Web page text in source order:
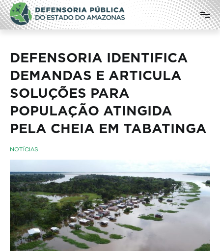
Pular
para
o
conteúdo
Defensoria Pública do Estado do
Amazonas
DEFENSORIA IDENTIFICA
DEMANDAS E ARTICULA
SOLUÇÕES PARA
POPULAÇÃO ATINGIDA
PELA CHEIA EM TABATINGA
NOTÍCIAS